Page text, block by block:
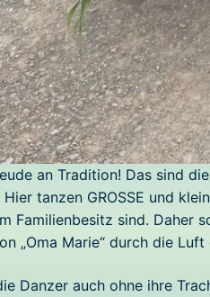
an Tradition! Das sind
tanzen GROSSE und
Familienbesitz sind. Daher
„Oma Marie“ durch die
Danzer auch ohne ihre